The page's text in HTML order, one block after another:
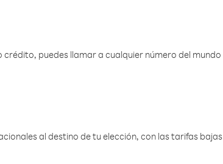
puedes llamar a cualquier número del mundo
al destino de tu elección, con las tarifas bajas